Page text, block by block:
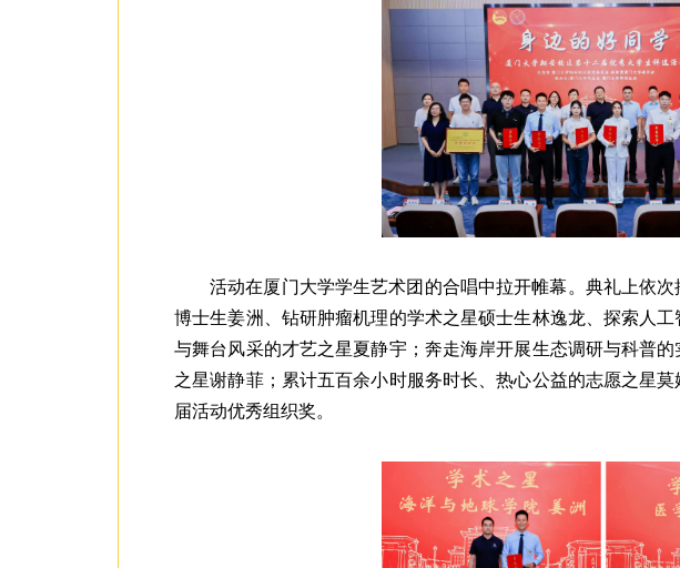
活动在厦门大学学生艺术团的合唱中拉开帷幕。典礼上依
博士生姜洲、钻研肿瘤机理的学术之星硕士生林逸龙、探索人
与舞台风采的才艺之星夏静宇；奔走海岸开展生态调研与科普
之星谢静菲；累计五百余小时服务时长、热心公益的志愿之星
届活动优秀组织奖。